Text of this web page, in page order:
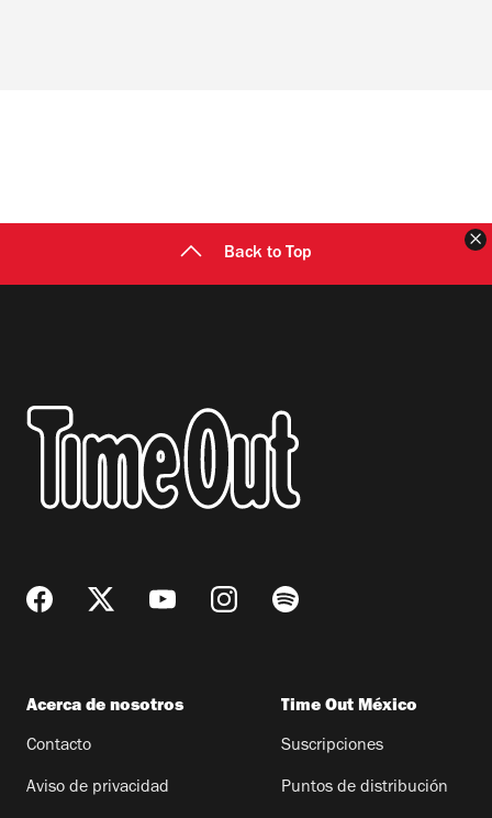
Back to Top
Acerca de nosotros
Contacto
Aviso de privacidad
Time Out México
Suscripciones
Puntos de distribución